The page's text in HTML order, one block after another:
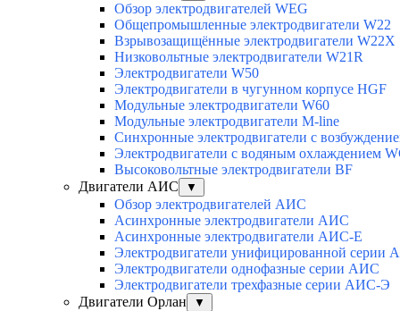
Обзор электродвигателей WEG
Общепромышленные электродвигатели W22
Взрывозащищённые электродвигатели W22X
Низковольтные электродвигатели W21R
Электродвигатели W50
Электродвигатели в чугунном корпусе HGF
Модульные электродвигатели W60
Модульные электродвигатели M-line
Синхронные электродвигатели с
Электродвигатели с водяным охлаждением
Высоковольтные электродвигатели BF
Двигатели АИС
▼
Обзор электродвигателей АИС
Асинхронные электродвигатели АИС
Асинхронные электродвигатели АИС-Е
Электродвигатели унифицированной серии
Электродвигатели однофазные серии АИС
Электродвигатели трехфазные серии АИС-Э
Двигатели Орлан
▼